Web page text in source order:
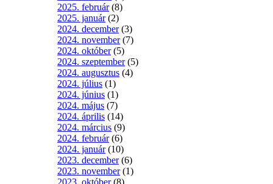
2025. február(8)
2025. január(2)
2024. december(3)
2024. november(7)
2024. október(5)
2024. szeptember(5)
2024. augusztus (4)
2024. július (1)
2024. június (1)
2024. május (7)
2024. április (14)
2024. március (9)
2024. február(6)
2024. január(10)
2023. december(6)
2023. november(1)
2023. október(8)